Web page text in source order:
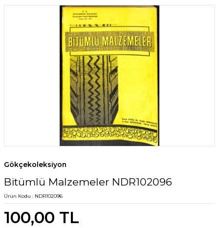
Gökçekoleksiyon
Bitümlü Malzemeler NDR102096
Ürün Kodu : NDR102096
100,00 TL